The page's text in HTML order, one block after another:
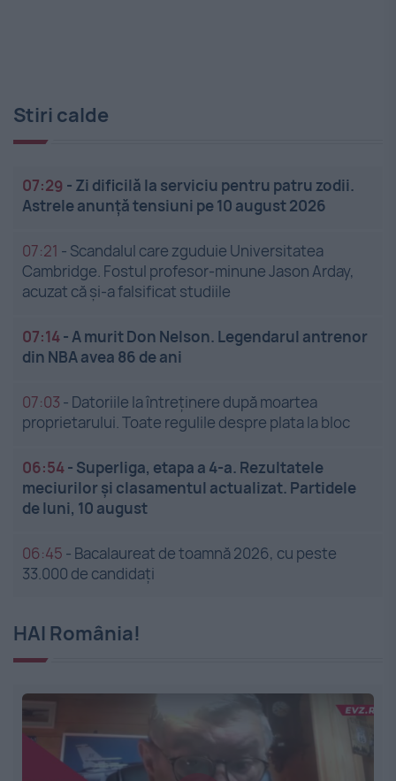
Stiri calde
07:29 - Zi dificilă la serviciu pentru patru zodii.
Astrele anunță tensiuni pe 10 august 2026
07:21 - Scandalul care zguduie Universitatea
Cambridge. Fostul profesor-minune Jason Arday,
acuzat că și-a falsificat studiile
07:14-A murit Don Nelson. Legendarul antrenor
din NBA avea 86 de ani
07:03 - Datoriile la întreținere după moartea
proprietarului. Toate regulile despre plata la bloc
06:54- Superliga, etapa a 4-a. Rezultatele
meciurilor și clasamentul actualizat. Partidele
de luni, 10 august
06:45 - Bacalaureat de toamnă 2026, cu peste
33.000 de candidați
HAI România!